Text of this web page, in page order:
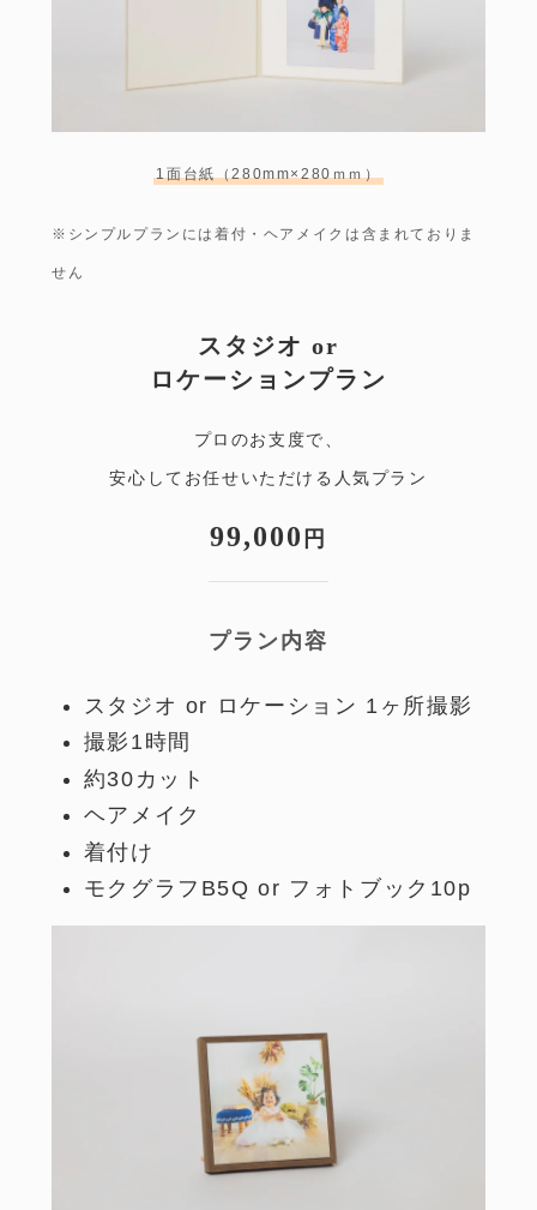
1面台紙（280mm×280ｍｍ）
※シンプルプランには着付・ヘアメイクは含まれておりま
せん
スタジオ or
ロケーションプラン
プロのお支度で、
安心してお任せいただける人気プラン
99,000 円
プラン内容
スタジオ or ロケーション 1ヶ所撮影
撮影1時間
約30カット
ヘアメイク
着付け
モクグラフB5Q or フォトブック10p